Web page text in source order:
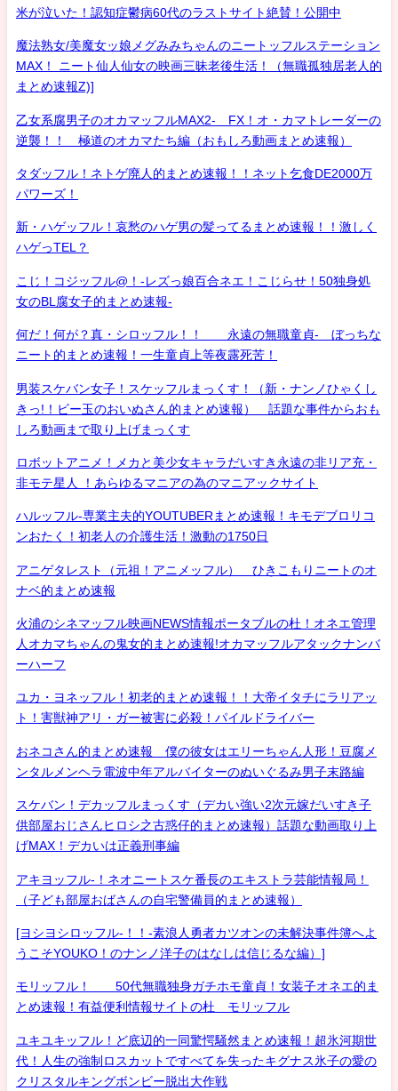
米が泣いた！認知症鬱病60代のラストサイト絶賛！公開中
魔法熟女/美魔女ッ娘メグみみちゃんのニートッフルステーション
MAX！ ニート仙人仙女の映画三昧老後生活！（無職孤独居老人的
まとめ速報Z)]
乙女系腐男子のオカマッフルMAX2- FX！オ・カマトレーダーの
逆襲！！ 極道のオカマたち編（おもしろ動画まとめ速報）
タダッフル！ネトゲ廃人的まとめ速報！！ネット乞食DE2000万
パワーズ！
新・ハゲッフル！哀愁のハゲ男の髪ってるまとめ速報！！激しく
ハゲっTEL？
こじ！コジッフル@！-レズっ娘百合ネエ！こじらせ！50独身処
女のBL腐女子的まとめ速報-
何だ！何が？真・シロッフル！！ 永遠の無職童貞- ぼっちな
ニート的まとめ速報！一生童貞上等夜露死苦！
男装スケバン女子！スケッフルまっくす！（新・ナンノひゃくし
きっ!！ビー玉のおいぬさん的まとめ速報） 話題な事件からおも
しろ動画まで取り上げまっくす
ロボットアニメ！メカと美少女キャラだいすき永遠の非リア充・
非モテ星人 ！あらゆるマニアの為のマニアックサイト
ハルッフル-専業主夫的YOUTUBERまとめ速報！キモデブロリコ
ンおたく！初老人の介護生活！激動の1750日
アニゲタレスト（元祖！アニメッフル） ひきこもりニートのオ
ナベ的まとめ速報
火浦のシネマッフル映画NEWS情報ポータブルの杜！オネエ管理
人オカマちゃんの鬼女的まとめ速報!オカマッフルアタックナンバ
ーハーフ
ユカ・ヨネッフル！初老的まとめ速報！！大帝イタチにラリアッ
ト！害獣神アリ・ガー被害に必殺！パイルドライバー
おネコさん的まとめ速報 僕の彼女はエリーちゃん人形！豆腐メ
ンタルメンヘラ電波中年アルバイターのぬいぐるみ男子末路編
スケバン！デカッフルまっくす（デカい強い2次元嫁だいすき子
供部屋おじさんヒロシ之古惑仔的まとめ速報）話題な動画取り上
げMAX！デカいは正義刑事編
アキヨッフル-！ネオニートスケ番長のエキストラ芸能情報局！
（子ども部屋おばさんの自宅警備員的まとめ速報）
[ヨシヨシロッフル-！！-素浪人勇者カツオンの未解決事件簿へよ
うこそYOUKO！のナンノ洋子のはなしは信じるな編）]
モリッフル！ 50代無職独身ガチホモ童貞！女装子オネエ的ま
とめ速報！有益便利情報サイトの杜 モリッフル
ユキユキッフル！ど底辺的一同驚愕騒然まとめ速報！超氷河期世
代！人生の強制ロスカットですべてを失ったキグナス氷子の愛の
クリスタルキングボンビー脱出大作戦